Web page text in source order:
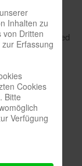
Poesie
paradies, need
Inhalten zu
von Dritten
Erfassung
Cookies
Bitte
Verfügung